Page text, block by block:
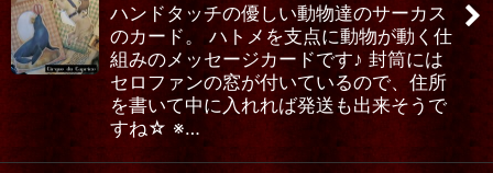
ハンドタッチの優しい動物達のサーカス
のカード。 ハトメを支点に動物が動く仕
組みのメッセージカードです♪ 封筒には
セロファンの窓が付いているので、住所
を書いて中に入れれば発送も出来そうで
すね☆ ※…